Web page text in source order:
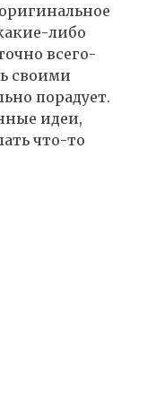
либо
всего-
своими
порадует.
идеи,
что-то